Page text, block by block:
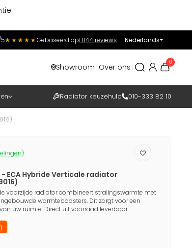
★★★★★Gebaseerd op1.044 reviews Nederlands
Showroom Over ons
0
Radiator keuzehulp 010-333 82 10
ECA Hybride Verticale radiator
voorzijde radiator combineert stralingswarmte met
warmteboosters. Dit zorgt voor een
uw ruimte. Direct uit voorraad leverbaar